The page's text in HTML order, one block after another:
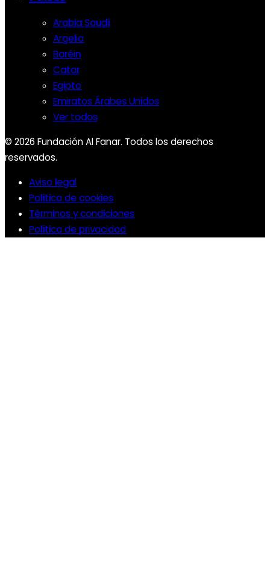
Arabia Saudí
Argelia
Baréin
Catar
Egipto
Emiratos Árabes Unidos
Ver todos
© 2026 Fundación Al Fanar. Todos los derechos
reservados.
Aviso legal
Política de cookies
Términos y condiciones
Política de privacidad